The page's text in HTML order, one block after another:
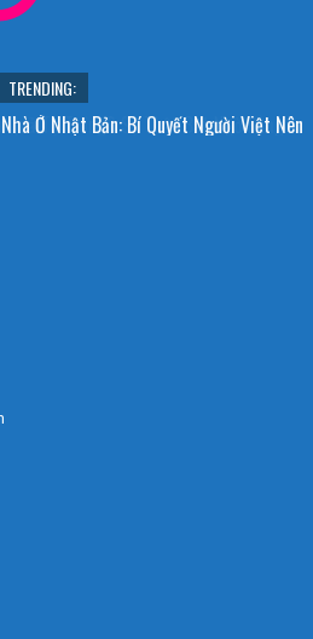
TRENDING:
Tự Trồng? Sự Thật Bất Ngờ Đằng
Ở Nhật Bản: Bí Quyết Người Việt Nên